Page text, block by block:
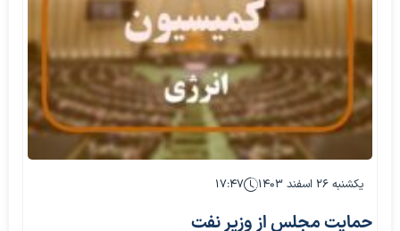
یکشنبه ۲۶ اسفند ۱۴۰۳ ۱۷:۴۷
حمایت مجلس از وزیر نفت